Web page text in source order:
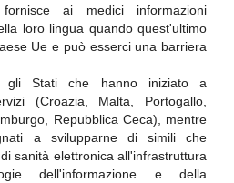
ai medici informazioni
loro lingua quando quest'ultimo
Ue e può esserci una barriera
Stati che hanno iniziato a
(Croazia, Malta, Portogallo,
Repubblica Ceca), mentre
a svilupparne di simili che
sanità elettronica all'infrastruttura
dell'informazione e della